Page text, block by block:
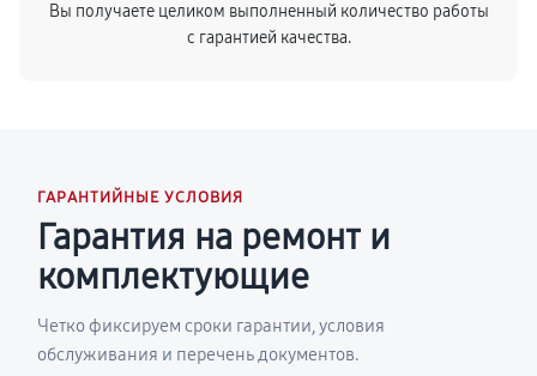
Вы получаете целиком выполненный количество работы
с гарантией качества.
ГАРАНТИЙНЫЕ УСЛОВИЯ
Гарантия на ремонт и
комплектующие
Четко фиксируем сроки гарантии, условия
обслуживания и перечень документов.